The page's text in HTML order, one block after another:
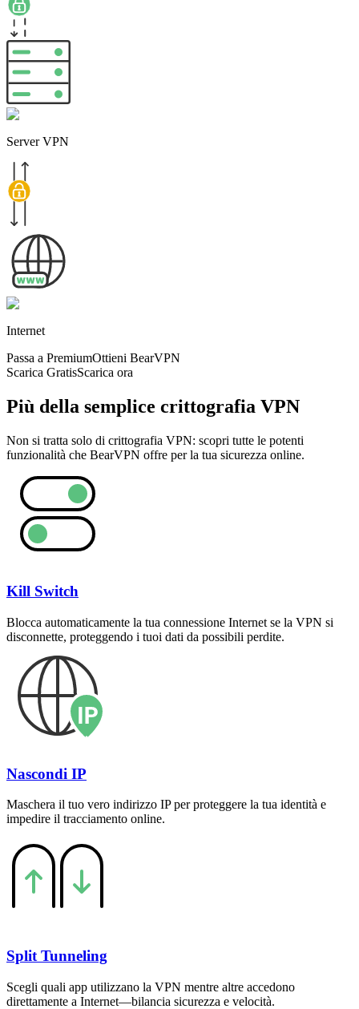
Server VPN
Internet
Passa a PremiumOttieni BearVPN
Scarica GratisScarica ora
Più della semplice crittografia VPN
Non si tratta solo di crittografia VPN: scopri tutte le potenti
funzionalità che BearVPN offre per la tua sicurezza online.
Kill Switch
Blocca automaticamente la tua connessione Internet se la VPN si
disconnette, proteggendo i tuoi dati da possibili perdite.
Nascondi IP
Maschera il tuo vero indirizzo IP per proteggere la tua identità e
impedire il tracciamento online.
Split Tunneling
Scegli quali app utilizzano la VPN mentre altre accedono
direttamente a Internet—bilancia sicurezza e velocità.